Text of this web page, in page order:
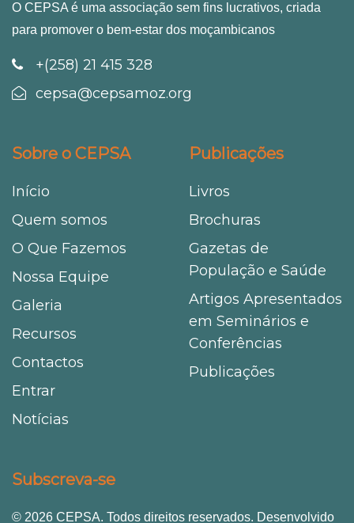
O CEPSA é uma associação sem fins lucrativos, criada
para promover o bem-estar dos moçambicanos
+(258) 21 415 328
cepsa@cepsamoz.org
Sobre o CEPSA
Início
Quem somos
O Que Fazemos
Nossa Equipe
Galeria
Recursos
Contactos
Entrar
Notícias
Publicações
Livros
Brochuras
Gazetas de
População e Saúde
Artigos Apresentados
em Seminários e
Conferências
Publicações
Subscreva-se
© 2026 CEPSA. Todos direitos reservados. Desenvolvido